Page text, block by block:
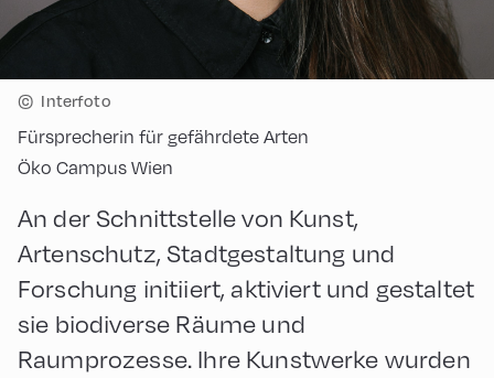
© Interfoto
Fürsprecherin für gefährdete Arten
Öko Campus Wien
An der Schnittstelle von Kunst,
Artenschutz, Stadtgestaltung und
Forschung initiiert, aktiviert und gestaltet
sie biodiverse Räume und
Raumprozesse. Ihre Kunstwerke wurden